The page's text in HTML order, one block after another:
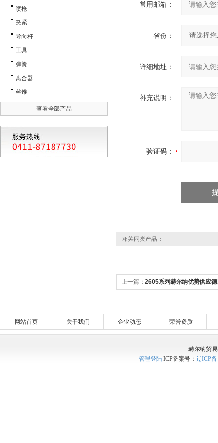
喷枪
夹紧
导向杆
工具
弹簧
离合器
丝锥
查看全部产品
常用邮箱：
省份：
详细地址：
补充说明：
验证码：
相关同类产品：
上一篇： 2605系列赫尔纳优势供应
网站首页 关于我们 企业动态 荣誉资质
赫尔纳贸
管理登陆ICP备案号： 辽ICP备